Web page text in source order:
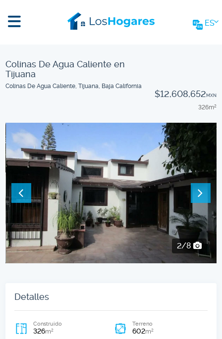
ES
Colinas De Agua Caliente en
Tijuana
Colinas De Agua Caliente, Tijuana, Baja California
$12,608,652 MXN
326m2
2/8
Detalles
Construido
326m2
Terreno
602m2